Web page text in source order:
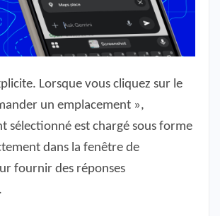
Lorsque vous cliquez sur le
un emplacement »,
sélectionné est chargé sous forme
dans la fenêtre de
fournir des réponses